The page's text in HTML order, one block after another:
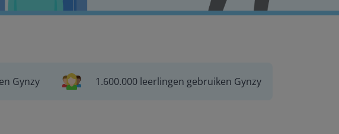
Gynzy 1.600.000 leerlingen gebruiken Gynzy